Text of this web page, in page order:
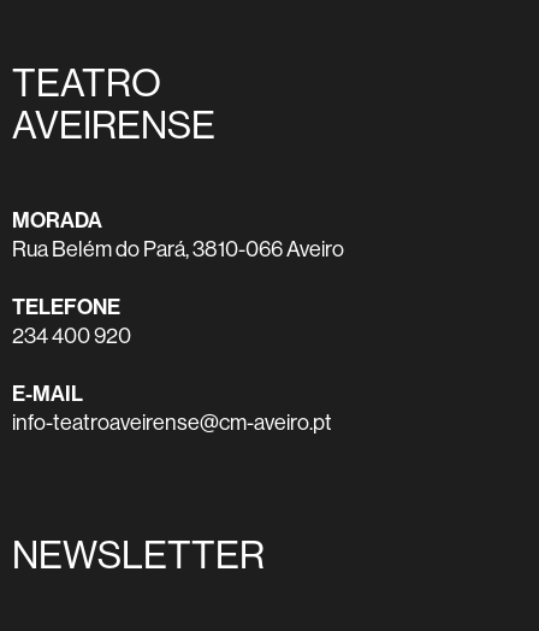
TEATRO
AVEIRENSE
MORADA
Rua Belém do Pará, 3810-066 Aveiro
TELEFONE
234 400 920
E-MAIL
info-teatroaveirense@cm-aveiro.pt
NEWSLETTER